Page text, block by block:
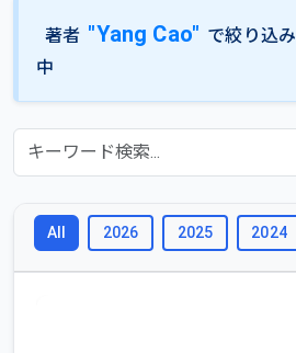
著者 "Yang Cao" で絞り込み
中
All 2026 2025 2024